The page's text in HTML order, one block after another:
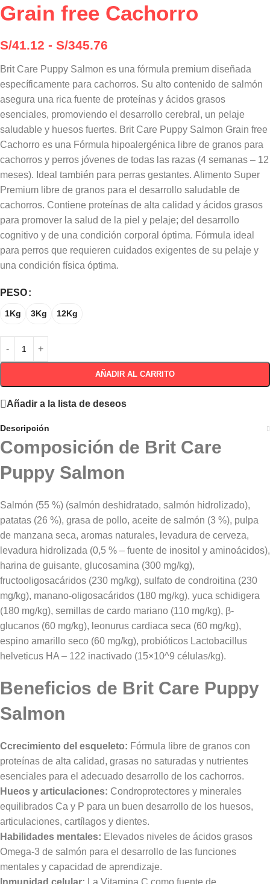
Grain free Cachorro
S/41.12 - S/345.76
Brit Care Puppy Salmon es una fórmula premium diseñada
específicamente para cachorros. Su alto contenido de salmón
asegura una rica fuente de proteínas y ácidos grasos
esenciales, promoviendo el desarrollo cerebral, un pelaje
saludable y huesos fuertes. Brit Care Puppy Salmon Grain free
Cachorro es una Fórmula hipoalergénica libre de granos para
cachorros y perros jóvenes de todas las razas (4 semanas – 12
meses). Ideal también para perras gestantes. Alimento Super
Premium libre de granos para el desarrollo saludable de
cachorros. Contiene proteínas de alta calidad y ácidos grasos
para promover la salud de la piel y pelaje; del desarrollo
cognitivo y de una condición corporal óptima. Fórmula ideal
para perros que requieren cuidados exigentes de su pelaje y
una condición física óptima.
PESO
1Kg 3Kg 12Kg
AÑADIR AL CARRITO
Añadir a la lista de deseos
Descripción
Composición de Brit Care
Puppy Salmon
Salmón (55 %) (salmón deshidratado, salmón hidrolizado),
patatas (26 %), grasa de pollo, aceite de salmón (3 %), pulpa
de manzana seca, aromas naturales, levadura de cerveza,
levadura hidrolizada (0,5 % – fuente de inositol y aminoácidos),
harina de guisante, glucosamina (300 mg/kg),
fructooligosacáridos (230 mg/kg), sulfato de condroitina (230
mg/kg), manano-oligosacáridos (180 mg/kg), yuca schidigera
(180 mg/kg), semillas de cardo mariano (110 mg/kg), β-
glucanos (60 mg/kg), leonurus cardiaca seca (60 mg/kg),
espino amarillo seco (60 mg/kg), probióticos Lactobacillus
helveticus HA – 122 inactivado (15×10^9 células/kg).
Beneficios de Brit Care Puppy
Salmon
Ccrecimiento del esqueleto: Fórmula libre de granos con
proteínas de alta calidad, grasas no saturadas y nutrientes
esenciales para el adecuado desarrollo de los cachorros.
Hueos y articulaciones: Condroprotectores y minerales
equilibrados Ca y P para un buen desarrollo de los huesos,
articulaciones, cartílagos y dientes.
Habilidades mentales: Elevados niveles de ácidos grasos
Omega-3 de salmón para el desarrollo de las funciones
mentales y capacidad de aprendizaje.
Inmunidad celular: La Vitamina C como fuente de